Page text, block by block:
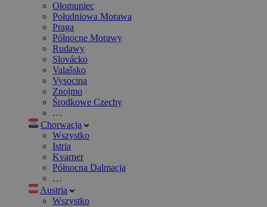
Ołomuniec
Południowa Morawa
Praga
Północne Morawy
Rudawy
Slovácko
Valašsko
Vysocina
Znojmo
Środkowe Czechy
…
Chorwacja
Wszystko
Istria
Kvarner
Północna Dalmacja
…
Austria
Wszystko